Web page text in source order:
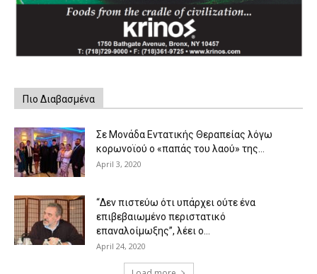
Πιο Διαβασμένα
Σε Μονάδα Εντατικής Θεραπείας λόγω
κορωνοϊού ο «παπάς του λαού» της...
April 3, 2020
“Δεν πιστεύω ότι υπάρχει ούτε ένα
επιβεβαιωμένο περιστατικό
επαναλοίμωξης”, λέει ο...
April 24, 2020